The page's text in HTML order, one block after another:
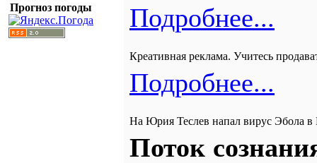
Прогноз погоды
Подробнее...
Креативная реклама. Учитесь
Подробнее...
На Юрия Теслев напал вирус Эбола в
Поток